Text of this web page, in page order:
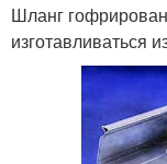
Шланг
изготавливаться